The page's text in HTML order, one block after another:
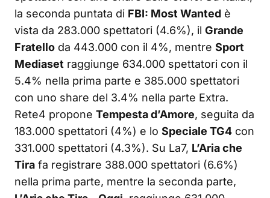
la seconda puntata di FBI: Most Wanted è
vista da 283.000 spettatori (4.6%), il Grande
Fratello da 443.000 con il 4%, mentre Sport
Mediaset raggiunge 634.000 spettatori con il
5.4% nella prima parte e 385.000 spettatori
con uno share del 3.4% nella parte Extra.
Rete4 propone Tempesta d’Amore, seguita da
183.000 spettatori (4%) e lo Speciale TG4 con
331.000 spettatori (4.3%). Su La7, L’Aria che
Tira fa registrare 388.000 spettatori (6.6%)
nella prima parte, mentre la seconda parte,